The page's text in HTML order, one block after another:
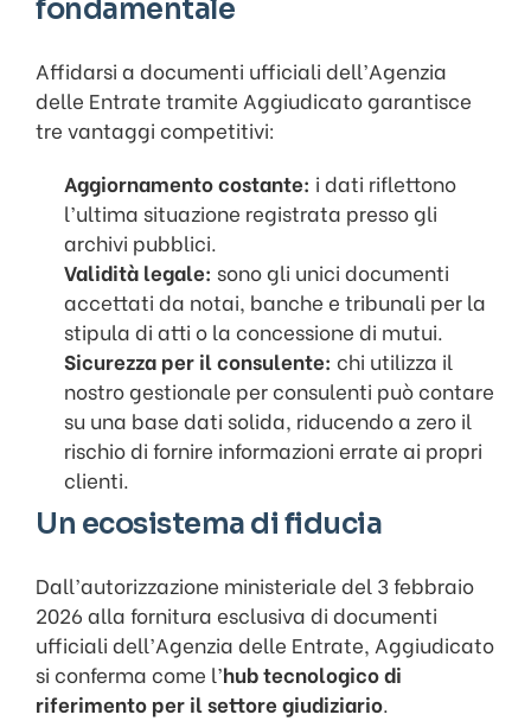
fondamentale
Affidarsi a documenti ufficiali dell’Agenzia
delle Entrate tramite Aggiudicato garantisce
tre vantaggi competitivi:
Aggiornamento costante: i dati riflettono
l’ultima situazione registrata presso gli
archivi pubblici.
Validità legale: sono gli unici documenti
accettati da notai, banche e tribunali per la
stipula di atti o la concessione di mutui.
Sicurezza per il consulente: chi utilizza il
nostro gestionale per consulenti può contare
su una base dati solida, riducendo a zero il
rischio di fornire informazioni errate ai propri
clienti.
Un ecosistema di fiducia
Dall’autorizzazione ministeriale del 3 febbraio
2026 alla fornitura esclusiva di documenti
ufficiali dell’Agenzia delle Entrate, Aggiudicato
si conferma come l’hub tecnologico di
riferimento per il settore giudiziario.